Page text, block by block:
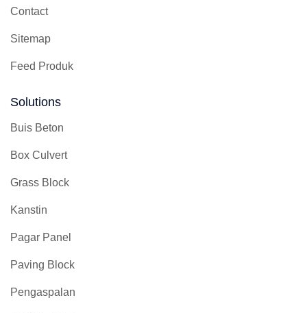
Contact
Sitemap
Feed Produk
Solutions
Buis Beton
Box Culvert
Grass Block
Kanstin
Pagar Panel
Paving Block
Pengaspalan